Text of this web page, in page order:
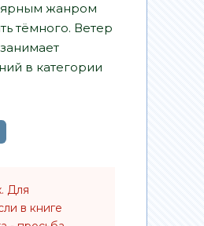
жанром
тёмного. Ветер
в категории
Для
в книге